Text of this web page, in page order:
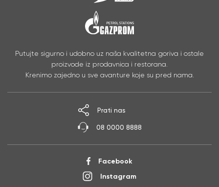
Putujte sigurno i udobno uz naša kvalitetna goriva i ostale
proizvode iz prodavnica i restorana.
Krenimo zajedno u sve avanture koje su pred nama.
Facebook
Instagram
Prati nas
08 0000 8888